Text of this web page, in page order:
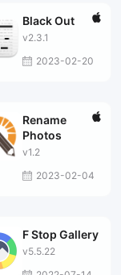
Black Out
v2.3.1
2023-02-20
Rename
Photos
v1.2
2023-02-04
F Stop Gallery
v5.5.22